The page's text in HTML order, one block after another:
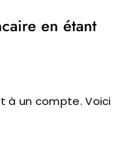
en étant
à un compte. Voici